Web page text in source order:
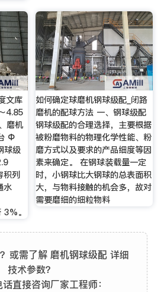
文库
4.85
磨机
Ф
球级
积列
水
。
如何确定球磨机钢球级配_闭路
磨机的配球方法 一、钢球级配
钢球级配的合理选择，主要根据
被粉磨物料的物理化学性能、粉
磨方式以及要求的产品细度等因
素来确定。 在钢球装载量一定
时，小钢球比大钢球的总表面积
大，与物料接触的机会多，故对
需要磨细的细粒物料
或需了解 磨机钢球级配 详细
技术参数？
直接咨询厂家工程师：